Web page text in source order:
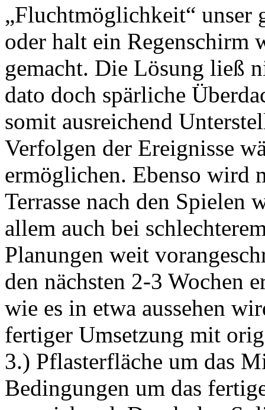
„Fluchtmöglichkeit“ unser
oder halt ein Regenschirm
gemacht. Die Lösung ließ
dato doch spärliche
somit ausreichend
Verfolgen der Ereignisse
ermöglichen. Ebenso wird
Terrasse nach den Spielen
allem auch bei
Planungen weit
den nächsten 2-3 Wochen
wie es in etwa aussehen
fertiger Umsetzung mit
3.) Pflasterfläche um das
Bedingungen um das